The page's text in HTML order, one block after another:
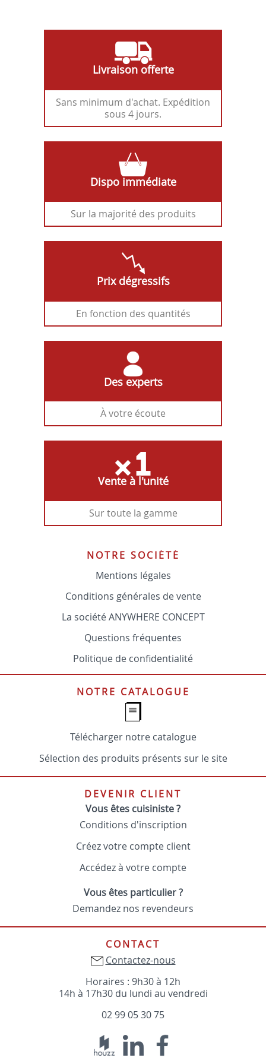
Livraison offerte
Sans minimum d'achat. Expédition
sous 4 jours.
Dispo immédiate
Sur la majorité des produits
Prix dégressifs
En fonction des quantités
Des experts
À votre écoute
Vente à l'unité
Sur toute la gamme
NOTRE SOCIÉTÉ
Mentions légales
Conditions générales de vente
La société ANYWHERE CONCEPT
Questions fréquentes
Politique de confidentialité
NOTRE CATALOGUE
Télécharger notre catalogue
Sélection des produits présents sur le site
DEVENIR CLIENT
Vous êtes cuisiniste ?
Conditions d'inscription
Créez votre compte client
Accédez à votre compte
Vous êtes particulier ?
Demandez nos revendeurs
CONTACT
Contactez-nous
Horaires : 9h30 à 12h
14h à 17h30 du lundi au vendredi
02 99 05 30 75